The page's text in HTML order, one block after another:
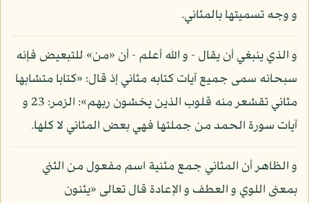
و وجه تسميتها بالمثاني.
و الذي ينبغي أن يقال - و الله أعلم - أن «من» للتبعيض فإنه
سبحانه سمى جميع آيات كتابه مثاني إذ قال: «كتابا متشابها
مثاني تقشعر منه قلوب الذين يخشون ربهم»: الزمر: 23 و
آيات سورة الحمد من جملتها فهي بعض المثاني لا كلها.
و الظاهر أن المثاني جمع مثنية اسم مفعول من الثني
بمعنى اللوي و العطف و الإعادة قال تعالى «يثنون